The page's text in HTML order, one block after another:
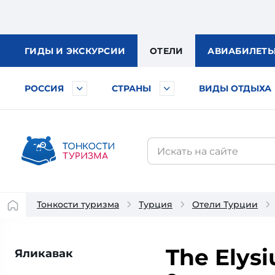
ГИДЫ И ЭКСКУРСИИ ОТЕЛИ АВИА
РОССИЯ СТРАНЫ ВИДЫ ОТДЫХА
Тонкости туризма Турция Отели Турции
Яликавак The